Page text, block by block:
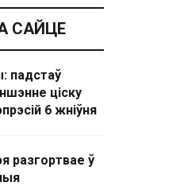
САЙЦЕ
падстаў
ціску
6 жніўня
разгортвае ў